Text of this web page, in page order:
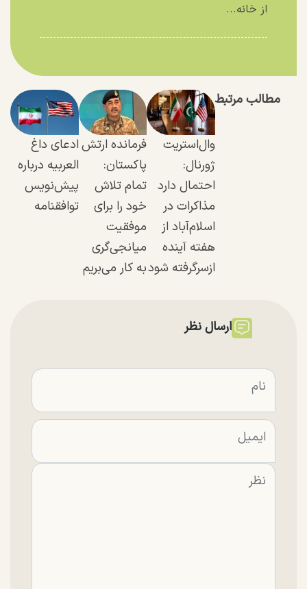
از خانه...
مطالب مرتبط
وال‌استریت
ژورنال:
احتمال دارد
مذاکرات در
اسلام‌آباد از
هفته آینده
ازسرگرفته شود
فرمانده ارتش
پاکستان:
تمام تلاش
خود را برای
موفقیت
میانجی‌گری
به کار می‌بریم
ادعای داغ
العربیه درباره
پیش‌نویس
توافقنامه
ارسال نظر